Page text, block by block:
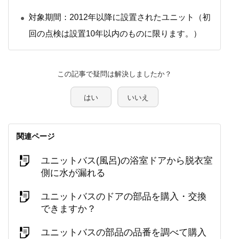
対象期間：2012年以降に設置されたユニット（初
回の点検は設置10年以内のものに限ります。）
この記事で疑問は解決しましたか？
はい いいえ
関連ページ
ユニットバス(風呂)の浴室ドアから脱衣室
側に水が漏れる
ユニットバスのドアの部品を購入・交換
できますか？
ユニットバスの部品の品番を調べて購入